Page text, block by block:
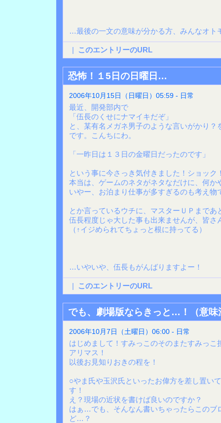
…最後の一文の意味が分かる方、みんなオト
| このエントリーのURL
恐怖！１5日の日曜日…
2006年10月15日（日曜日）05:59 - 日常
最近、開発部内で
「伍長のくせにナマイキだぞ」
と、某有名メガネ男子のような言いがかり？
です。こんちにわ。
「一昨日は１３日の金曜日だったのです」
という事に今さっき気付きました！ショック
本当は、ゲームのネタがネタなだけに、何
いやー、お泊まり仕事が多すぎるのも考え物
とか言っているウチに、マスターＵＰまであ
伍長程度じゃ大した事も出来ませんが、皆さ
（↑イジめられてちょっと根に持ってる）
…いやいや、伍長もがんばりますよー！
| このエントリーのURL
でも、劇場版ならきっと…！（意味
2006年10月7日（土曜日）06:00 - 日常
はじめまして！すみっこのそのまたすみっこ
アリマス！
以後お見知りおきの程を！
○やま氏や玉沢氏といったお偉方を差し置い
す！
え？現場の近状を書けば良いのですか？
はぁ…でも、そんなん書いちゃったらこのブ
ど…？